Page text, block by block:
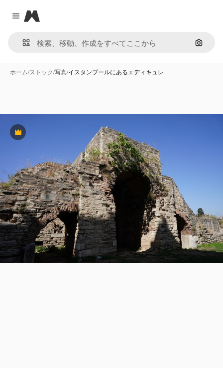
Close menu
Magnific
画像で
ホーム/ストック/写真/イスタンブールにあるエディキュレ
Premium